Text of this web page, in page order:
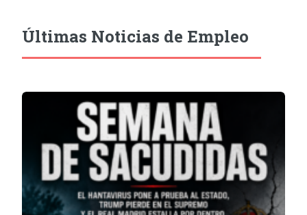
Últimas Noticias de Empleo